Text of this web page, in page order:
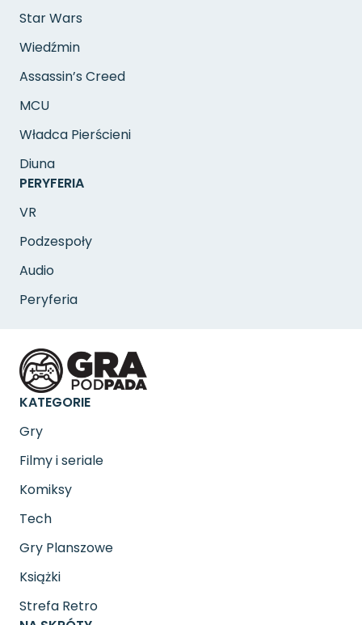
Star Wars
Wiedźmin
Assassin’s Creed
MCU
Władca Pierścieni
Diuna
PERYFERIA
VR
Podzespoły
Audio
Peryferia
KATEGORIE
Gry
Filmy i seriale
Komiksy
Tech
Gry Planszowe
Książki
Strefa Retro